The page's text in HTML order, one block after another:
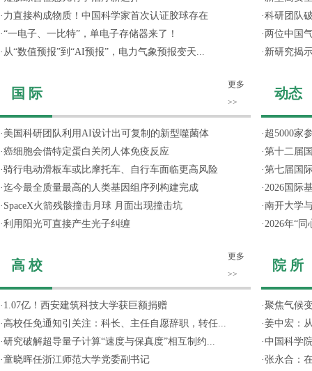
· 力直接构成物质！中国科学家首次认证胶球存在
·“一电子、一比特”，单电子存储器来了！
· 从“数值预报”到“AI预报”，电力气象预报变天...
国 际
更多
>>
· 美国科研团队利用AI设计出可复制的新型噬菌体
·癌细胞会借特定蛋白关闭人体免疫反应
·骑行电动滑板车或比摩托车、自行车面临更高风险
·迄今最全质量最高的人类基因组序列构建完成
· SpaceX火箭残骸撞击月球 月面出现撞击坑
·利用阳光可直接产生光子纠缠
高 校
更多
>>
· 1.07亿！西安建筑科技大学获巨额捐赠
· 高校任免通知引关注：科长、主任自愿辞职，转任...
·研究破解超导量子计算“速度与保真度”相互制约...
·童晓晖任浙江师范大学党委副书记
·科研团队
· 两位中国
· 新研究揭
动态
· 超5000家
·第十二届
·第七届国
·2026国际
·南开大学
·2026年“
院 所
·聚焦气候
·姜中宏：
·中国科学
·张永合：